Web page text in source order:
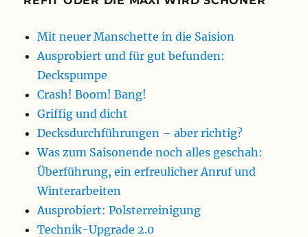
Mit neuer Manschette in die Saision
Ausprobiert und für gut befunden:
Deckspumpe
Crash! Boom! Bang!
Griffig und dicht
Decksdurchführungen – aber richtig?
Was zum Saisonende noch alles geschah:
Überführung, ein erfreulicher Anruf und
Winterarbeiten
Ausprobiert: Polsterreinigung
Technik-Upgrade 2.0